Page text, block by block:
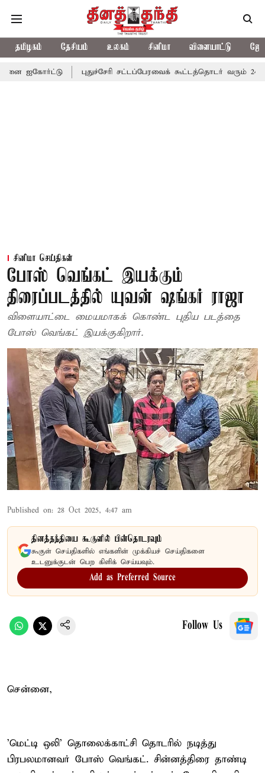
தமிழகம் தேசியம் உலகம் சினிமா விளையாட்டு
புதுச்சேரி சட்டப்பேரவைக் கூட்டத்தொடர் வரும் 24ம் தொடங்கும்
சினிமா செய்திகள்
போஸ் வெங்கட் இயக்கும்
திரைப்படத்தில் யுவன் ஷங்கர் ராஜா
விளையாட்டை மையமாகக் கொண்ட புதிய படத்தை
போஸ் வெங்கட் இயக்குகிறார்.
Published on: 28 Oct 2025, 4:47 am
தினத்தந்தியை கூகுளில் பின்தொடரவும்
கூகுள் செய்திகளில் எங்களின் முக்கியச் செய்திகளை
உடனுக்குடன் பெற கிளிக் செய்யவும்.
Add as Preferred Source
Follow Us
சென்னை,
'மெட்டி ஒலி' தொலைக்காட்சி தொடரில் நடித்து
பிரபலமானவர் போஸ் வெங்கட். சின்னத்திரை தாண்டி